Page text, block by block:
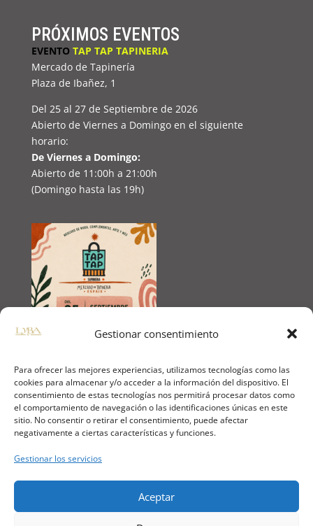
Gestionar consentimiento
Para ofrecer las mejores experiencias, utilizamos tecnologías como las
cookies para almacenar y/o acceder a la información del dispositivo. El
consentimiento de estas tecnologías nos permitirá procesar datos como
el comportamiento de navegación o las identificaciones únicas en este
sitio. No consentir o retirar el consentimiento, puede afectar
negativamente a ciertas características y funciones.
Gestionar los servicios
Aceptar
PRÓXIMOS EVENTOS
EVENTOTAP TAP TAPINERIA
Mercado de Tapinería
Plaza de Ibañez, 1
Del 25 al 27 de Septiembre de 2026
Abierto de Viernes a Domingo en el siguiente
horario:
De Viernes a Domingo:
Abierto de 11:00h a 21:00h
(Domingo hasta las 19h)
🔒 PAGO 100% SEGURO
📱
INFORMACIÓN LEGAL